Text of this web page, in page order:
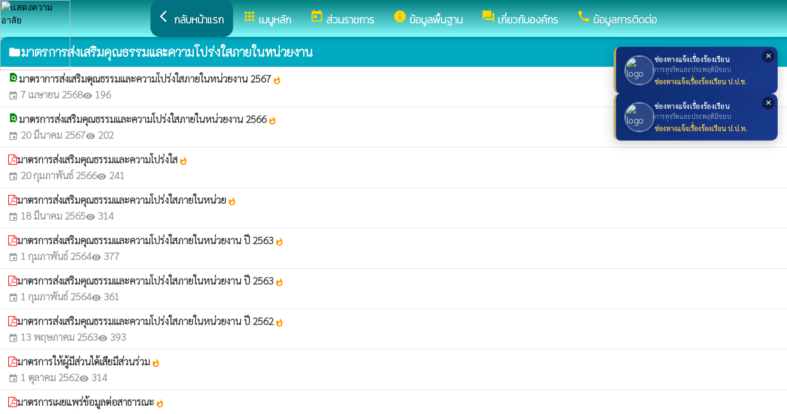
✕
ช่องทางแจ้งเรื่องร้องเรียน
การทุจริตและประพฤติมิชอบ
ช่องทางแจ้งเรื่องร้องเรียน ป.ป.ช.
✕
ช่องทางแจ้งเรื่องร้องเรียน
การทุจริตและประพฤติมิชอบ
ช่องทางแจ้งเรื่องร้องเรียน ป.ป.ท.
arrow_back_ios กลับหน้าแรก appsเมนูหลัก todayส่วนราชการ infoข้อมูลพื้นฐาน forumเกี่ยวกับองค์กร callข้อมูลการติดต่อ
folderมาตรการส่งเสริมคุณธรรมและความโปร่งใสภายในหน่วยงาน
find_in_page มาตราการส่งเสริมตุณธรรมและความโปร่งใสภายในหน่วยงาน 2567 whatshot
event 7 เมษายน 2568visibility 196
find_in_page มาตรการส่งเสริมคุณธรรมและความโปร่งใสภายในหน่วยงาน 2566whatshot
event 20 มีนาคม 2567visibility 202
มาตรการส่งเสริมคุณธรรมและความโปร่งใส whatshot
event 20 กุมภาพันธ์ 2566visibility 241
มาตรการส่งเสริมคุณธรรมและความโปร่งใสภายในหน่วย whatshot
event 18 มีนาคม 2565visibility 314
มาตรการส่งเสริมคุณธรรมและความโปร่งใสภายในหน่วยงาน ปี 2563 whatshot
event 1 กุมภาพันธ์ 2564visibility 377
มาตรการส่งเสริมคุณธรรมและความโปร่งใสภายในหน่วยงาน ปี 2563 whatshot
event 1 กุมภาพันธ์ 2564visibility 361
มาตรการส่งเสริมคุณธรรมและความโปร่งใสภายในหน่วยงาน ปี 2562whatshot
event 13 พฤษภาคม 2563visibility 393
มาตรการให้ผู้มีส่วนได้เสียมีส่วนร่วม whatshot
event 1 ตุลาคม 2562visibility 314
มาตรการเผยแพร่ข้อมูลต่อสาธารณะ whatshot